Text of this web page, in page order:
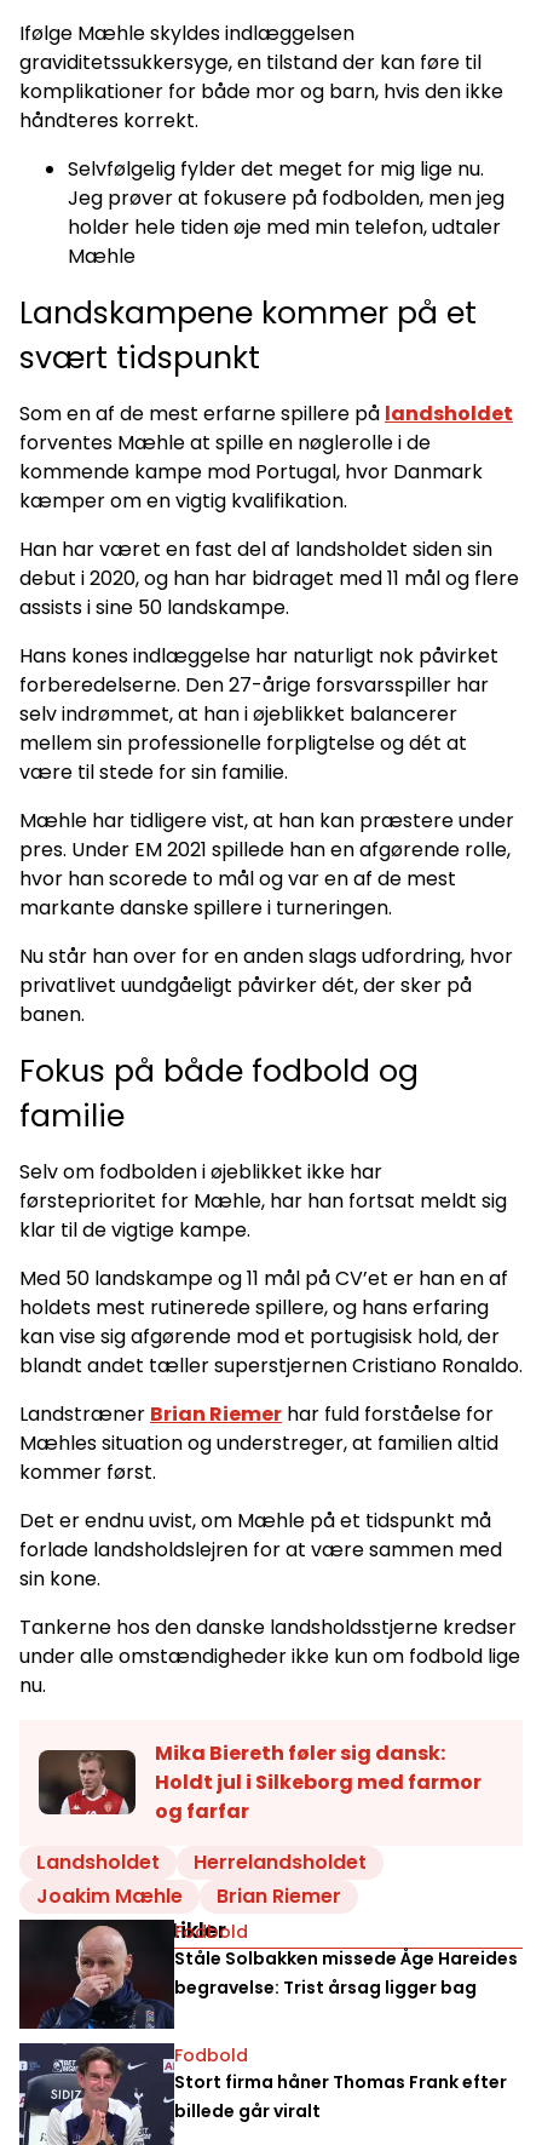
Ifølge Mæhle skyldes indlæggelsen
graviditetssukkersyge, en tilstand der kan føre til
komplikationer for både mor og barn, hvis den ikke
håndteres korrekt.
Selvfølgelig fylder det meget for mig lige nu.
Jeg prøver at fokusere på fodbolden, men jeg
holder hele tiden øje med min telefon, udtaler
Mæhle
Landskampene kommer på et
svært tidspunkt
Som en af de mest erfarne spillere på landsholdet
forventes Mæhle at spille en nøglerolle i de
kommende kampe mod Portugal, hvor Danmark
kæmper om en vigtig kvalifikation.
Han har været en fast del af landsholdet siden sin
debut i 2020, og han har bidraget med 11 mål og flere
assists i sine 50 landskampe.
Hans kones indlæggelse har naturligt nok påvirket
forberedelserne. Den 27-årige forsvarsspiller har
selv indrømmet, at han i øjeblikket balancerer
mellem sin professionelle forpligtelse og dét at
være til stede for sin familie.
Mæhle har tidligere vist, at han kan præstere under
pres. Under EM 2021 spillede han en afgørende rolle,
hvor han scorede to mål og var en af de mest
markante danske spillere i turneringen.
Nu står han over for en anden slags udfordring, hvor
privatlivet uundgåeligt påvirker dét, der sker på
banen.
Fokus på både fodbold og
familie
Selv om fodbolden i øjeblikket ikke har
førsteprioritet for Mæhle, har han fortsat meldt sig
klar til de vigtige kampe.
Med 50 landskampe og 11 mål på CV’et er han en af
holdets mest rutinerede spillere, og hans erfaring
kan vise sig afgørende mod et portugisisk hold, der
blandt andet tæller superstjernen Cristiano Ronaldo.
Landstræner Brian Riemer har fuld forståelse for
Mæhles situation og understreger, at familien altid
kommer først.
Det er endnu uvist, om Mæhle på et tidspunkt må
forlade landsholdslejren for at være sammen med
sin kone.
Tankerne hos den danske landsholdsstjerne kredser
under alle omstændigheder ikke kun om fodbold lige
nu.
Mika Biereth føler sig dansk:
Holdt jul i Silkeborg med farmor
og farfar
Landsholdet
Herrelandsholdet
Joakim Mæhle
Brian Riemer
Relaterede artikler
Fodbold
Ståle Solbakken missede Åge Hareides
begravelse: Trist årsag ligger bag
Fodbold
Stort firma håner Thomas Frank efter
billede går viralt